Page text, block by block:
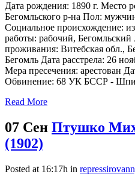
Дата рождения: 1890 г. Место
Бегомльского р-на Пол:
Социальное происхождение:
работы: рабочий, Бегомльский
проживания: Витебская обл.,
Бегомль Дата расстрела: 26
Мера пресечения: арестован
Обвинение: 68 УК БССР -
Read More
07 Сен Птушко
(1902)
Posted at 16:17h in